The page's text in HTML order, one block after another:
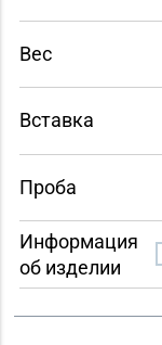
Вес
Вставка
Проба
Информация
об изделии